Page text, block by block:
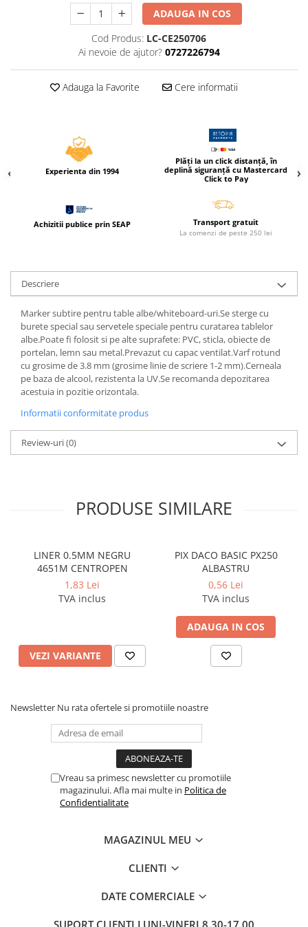
Caiete incepatori Tip I, II, III
Caiete speciale
Hartie creponata
Vocabulare
Acuarele, guase, tempera si
Accesorii pictura
Creioane colorate
Creioane mecanice si rezerve
Cerneala si rezerva pentru stilou
Stilouri
Radiere
Creta scolara
sabloane, truse geometrie
Echere
Foarfeci
Markere evidentiatoare text
Markere permanente
Produse Craft
Carti si jocuri pentru copii
Carti de colorat si povestit
Jocuri / Party
Coperti scolare
Cerneala si rezerva pentru stilou
ADAUGA IN COS
Cod Produs: LC-CE250706
Ai nevoie de ajutor? 0727226794
Adauga la Favorite Cere informatii
Experienta din 1994
Plăți la un click distanță, în
deplină siguranță cu Mastercard
Click to Pay
Achizitii publice prin SEAP Transport gratuit
La comenzi de peste 250 lei
Descriere
Marker subtire pentru table albe/whiteboard-uri.Se sterge cu
burete special sau servetele speciale pentru curatarea tablelor
albe.Poate fi folosit si pe alte suprafete: PVC, sticla, obiecte de
portelan, lemn sau metal.Prevazut cu capac ventilat.Varf rotund
cu grosime de 3.8 mm (grosime linie de scriere 1-2 mm).Cerneala
pe baza de alcool, rezistenta la UV.Se recomanda depozitarea
acestuia in pozitie orizontala.
Informatii conformitate produs
Review-uri(0)
PRODUSE SIMILARE
LINER 0.5MM NEGRU
4651M CENTROPEN
1,83 Lei
TVA inclus
VEZI VARIANTE
PIX DACO BASIC PX250
ALBASTRU
0,56 Lei
TVA inclus
ADAUGA IN COS
Newsletter Nu rata ofertele si promotiile noastre
Vreau sa primesc newsletter cu promotiile
magazinului. Afla mai multe in Politica de
Confidentialitate
MAGAZINUL MEU
CLIENTI
DATE COMERCIALE